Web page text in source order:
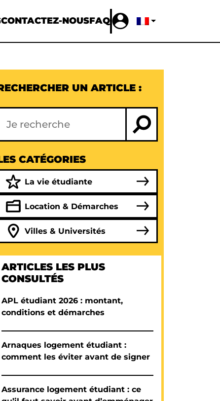
CONTACTEZ-NOUSFAQ
UN ARTICLE :
CATÉGORIES
La vie étudiante
Location & Démarches
Villes & Universités
ARTICLES LES PLUS
CONSULTÉS
APL étudiant 2026 : montant,
conditions et démarches
Arnaques logement étudiant :
comment les éviter avant de signer
Assurance logement étudiant : ce